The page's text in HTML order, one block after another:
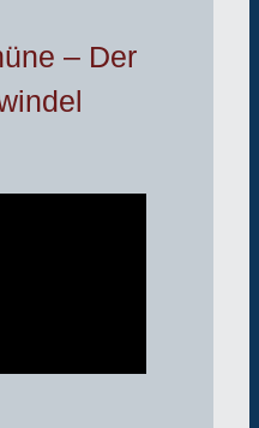
– Der